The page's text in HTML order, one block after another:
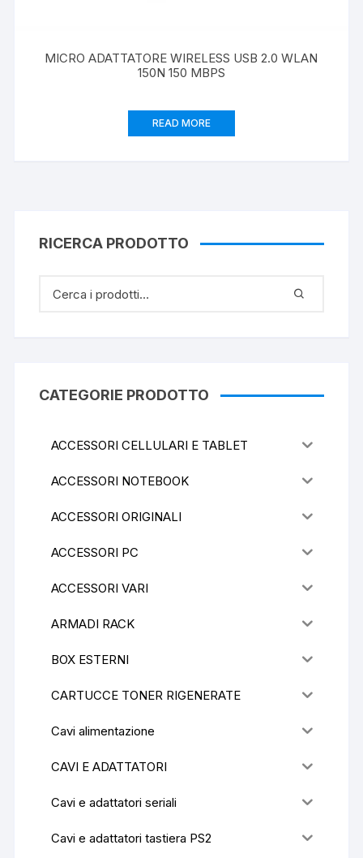
MICRO ADATTATORE WIRELESS USB 2.0 WLAN
150N 150 MBPS
READ MORE
RICERCA PRODOTTO
CATEGORIE PRODOTTO
ACCESSORI CELLULARI E TABLET
ACCESSORI NOTEBOOK
ACCESSORI ORIGINALI
ACCESSORI PC
ACCESSORI VARI
ARMADI RACK
BOX ESTERNI
CARTUCCE TONER RIGENERATE
Cavi alimentazione
CAVI E ADATTATORI
Cavi e adattatori seriali
Cavi e adattatori tastiera PS2